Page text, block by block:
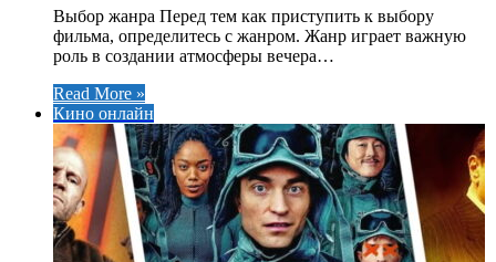
Выбор жанра Перед тем как приступить к выбору
фильма, определитесь с жанром. Жанр играет важную
роль в создании атмосферы вечера…
Read More »
Кино онлайн